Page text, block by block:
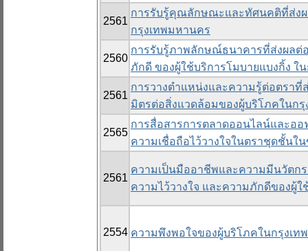
2561
การรับรู้คุณลักษณะและทัศนคติที่ส่งผ
กรุงเทพมหานคร
2560
การรับรู้ภาพลักษณ์ธนาคารที่ส่งผลต่
ภักดี ของผู้ใช้บริการโมบายแบงกิ้ง ใ
2561
การวางตำแหน่งและความรู้ต่อตรา
มิตรต่อสิ่งแวดล้อมของผู้บริโภคในก
2565
การสื่อสารการตลาดออนไลน์และอ
ความเชื่อถือไว้วางใจในตราชุดชั้นใ
2561
ความเป็นมืออาชีพและความมีนวัตก
ความไว้วางใจ และความภักดีของผู้
2554 ความพึงพอใจของผู้บริโภคในกรุงเ